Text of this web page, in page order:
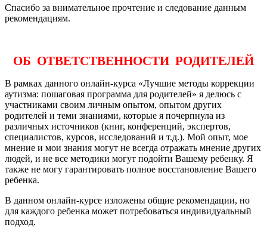
Спасибо за внимательное прочтение и следование данным
рекомендациям.
ОБ ОТВЕТСТВЕННОСТИ РОДИТЕЛЕЙ
В рамках данного онлайн-курса «Лучшие методы коррекции
аутизма: пошаговая программа для родителей» я делюсь с
участниками своим личным опытом, опытом других
родителей и теми знаниями, которые я почерпнула из
различных источников (книг, конференций, экспертов,
специалистов, курсов, исследований и т.д.). Мой опыт, мое
мнение и мои знания могут не всегда отражать мнение других
людей, и не все методики могут подойти Вашему ребенку. Я
также не могу гарантировать полное восстановление Вашего
ребенка.
В данном онлайн-курсе изложены общие рекомендации, но
для каждого ребенка может потребоваться индивидуальный
подход.